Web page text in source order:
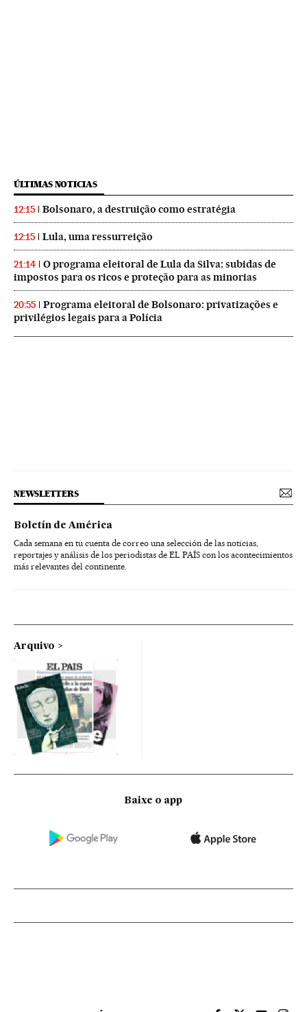
ÚLTIMAS NOTICIAS
12:15 Bolsonaro, a destruição como estratégia
12:15 Lula, uma ressurreição
21:14
O programa eleitoral de Lula da Silva: subidas de
impostos para os ricos e proteção para as minorias
20:55
Programa eleitoral de Bolsonaro: privatizações e
privilégios legais para a Polícia
NEWSLETTERS
Boletín de América
Cada semana en tu cuenta de correo una selección de las noticias,
reportajes y análisis de los periodistas de EL PAÍS con los acontecimientos
más relevantes del continente.
Arquivo
Baixe o app